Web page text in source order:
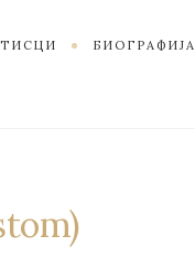
УТИСЦИ БИОГРАФИЈА